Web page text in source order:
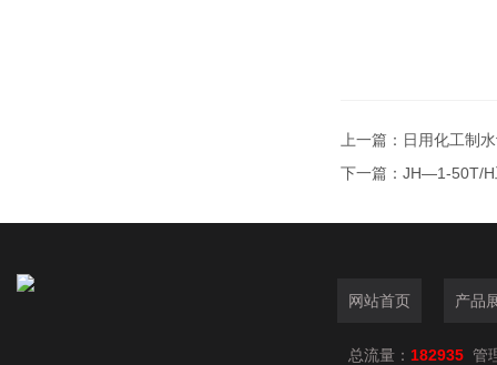
上一篇： 日用化工制
下一篇： JH—1-50T/H
网站首页 产品
总流量： 182935 管